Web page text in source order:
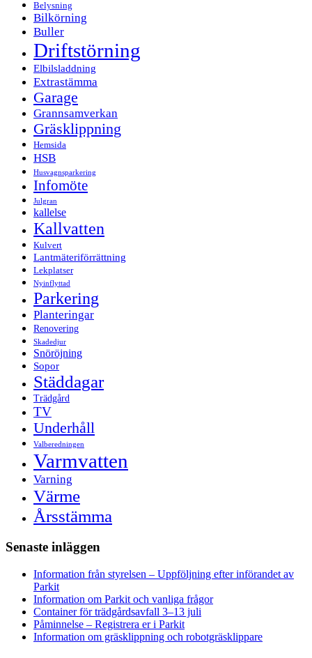
Belysning
Bilkörning
Buller
Driftstörning
Elbilsladdning
Extrastämma
Garage
Grannsamverkan
Gräsklippning
Hemsida
HSB
Husvagnsparkering
Infomöte
Julgran
kallelse
Kallvatten
Kulvert
Lantmäteriförrättning
Lekplatser
Nyinflyttad
Parkering
Planteringar
Renovering
Skadedjur
Snöröjning
Sopor
Städdagar
Trädgård
TV
Underhåll
Valberedningen
Varmvatten
Varning
Värme
Årsstämma
Senaste inläggen
Information från styrelsen – Uppföljning efter införandet av
Parkit
Information om Parkit och vanliga frågor
Container för trädgårdsavfall 3–13 juli
Påminnelse – Registrera er i Parkit
Information om gräsklippning och robotgräsklippare